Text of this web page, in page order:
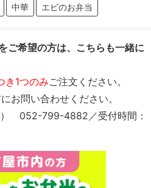
中華 エビのお弁当
ご希望の方は、こちらも一緒に
き1つのみご注文ください。
お問い合わせください。
052-799-4882／受付時間：